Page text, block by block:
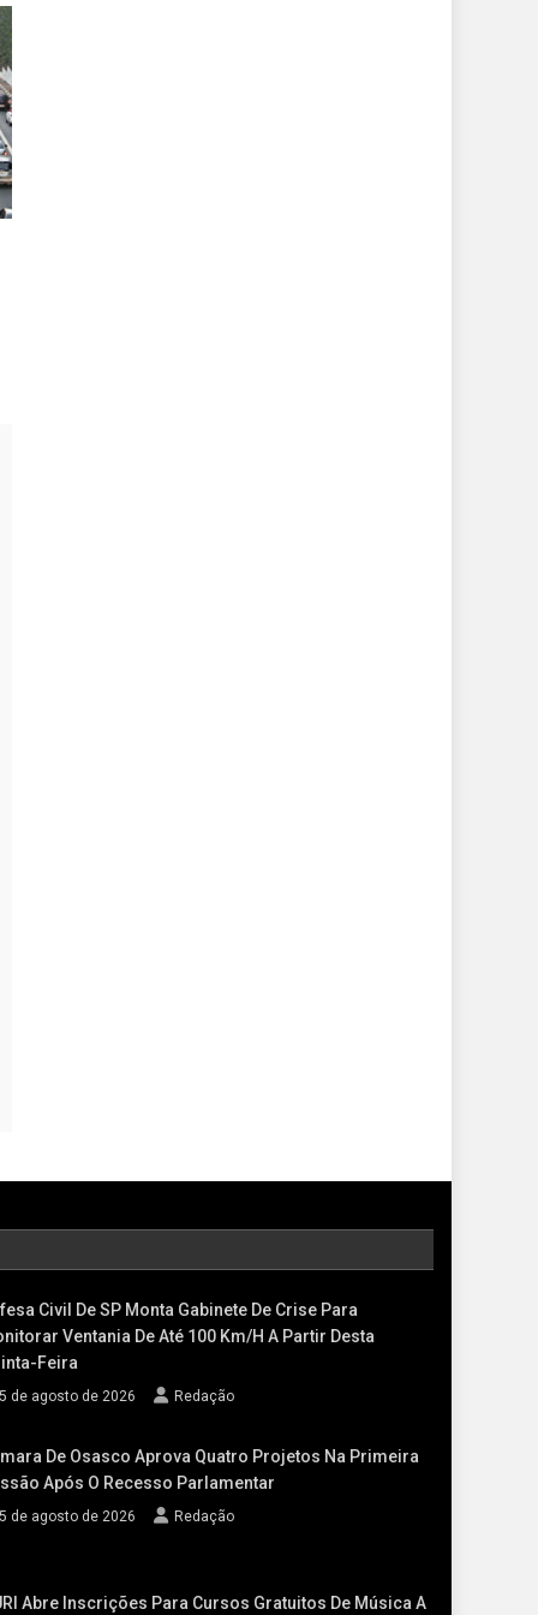
Civil De SP Monta Gabinete De Crise Para
Ventania De Até 100 Km/h A Partir Desta
Feira
de agosto de 2026 Redação
De Osasco Aprova Quatro Projetos Na Primeira
Após O Recesso Parlamentar
de agosto de 2026 Redação
Abre Inscrições Para Cursos Gratuitos De Música A